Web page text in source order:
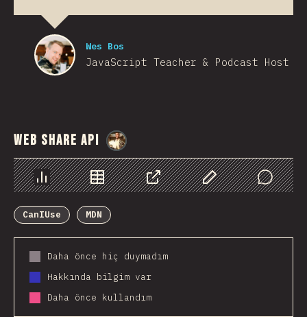
Wes Bos
JavaScript Teacher & Podcast Host
Web Share API
Chart Data Share Customize Data
Comments
CanIUse
MDN
Daha önce hiç duymadım
Hakkında bilgim var
Daha önce kullandım